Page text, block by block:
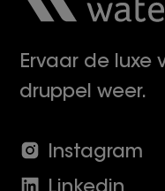
Ervaar de luxe
druppel weer.
Instagram
Linkedin